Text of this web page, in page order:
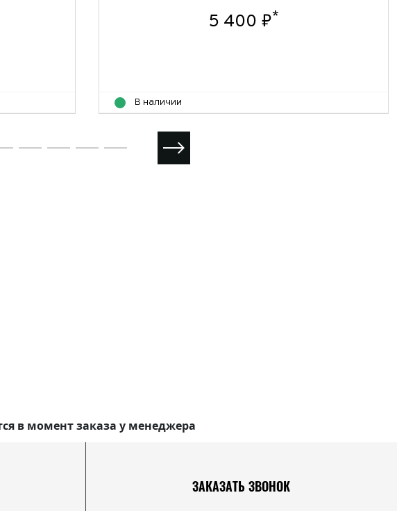
5 400 ₽*
В наличии
в момент заказа у менеджера
ЗАКАЗАТЬ ЗВОНОК